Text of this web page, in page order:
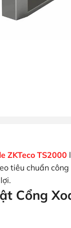
ZKTeco TS2000
tiêu chuẩn
Cổng